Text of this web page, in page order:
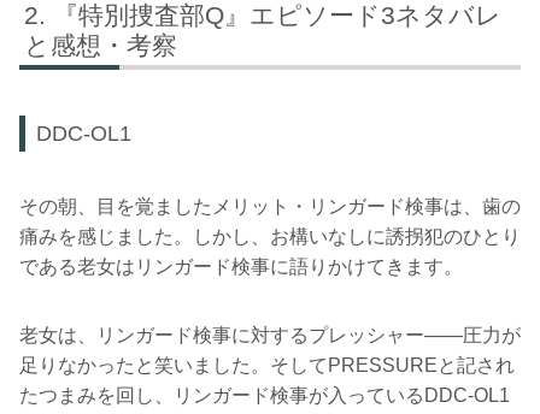
『特別捜査部Q』エピソード3ネタバレ
と感想・考察
DDC-OL1
その朝、目を覚ましたメリット・リンガード検事は、歯の
痛みを感じました。しかし、お構いなしに誘拐犯のひとり
である老女はリンガード検事に語りかけてきます。
老女は、リンガード検事に対するプレッシャー――圧力が
足りなかったと笑いました。そしてPRESSUREと記され
たつまみを回し、リンガード検事が入っているDDC-OL1